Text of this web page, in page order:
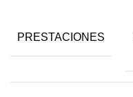
PRESTACIONES